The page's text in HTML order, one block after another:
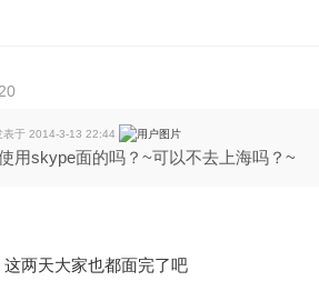
于 2014-3-13 22:44
用skype面的吗？~可以不去上海吗？~
两天大家也都面完了吧